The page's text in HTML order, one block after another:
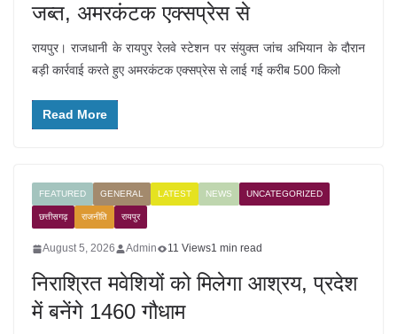
जब्त, अमरकंटक एक्सप्रेस से
रायपुर। राजधानी के रायपुर रेलवे स्टेशन पर संयुक्त जांच अभियान के दौरान
बड़ी कार्रवाई करते हुए अमरकंटक एक्सप्रेस से लाई गई करीब 500 किलो
Read More
FEATURED GENERAL LATEST NEWS UNCATEGORIZED
छत्तीसगढ़ राजनीति रायपुर
August 5, 2026 Admin 11 Views1 min read
निराश्रित मवेशियों को मिलेगा आश्रय, प्रदेश
में बनेंगे 1460 गौधाम